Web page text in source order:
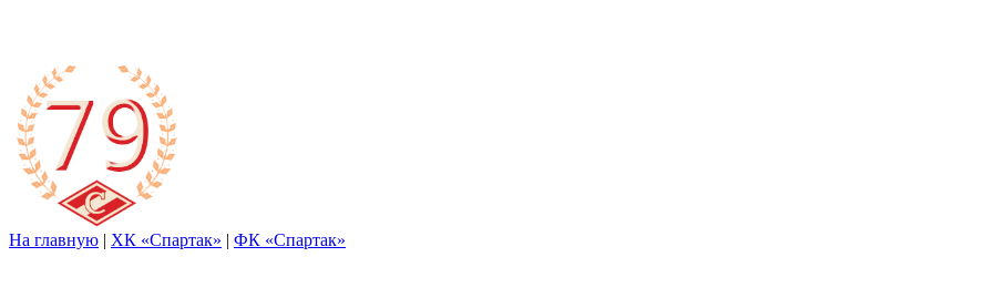
На главную | ХК «Спартак» | ФК «Спартак»